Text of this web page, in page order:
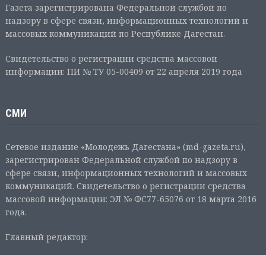
Газета зарегистрирована Федеральной службой по
надзору в сфере связи, информационных технологий и
массовых коммуникаций по Республике Дагестан.
Свидетельство о регистрации средства массовой
информации: ПИ № ТУ 05-00409 от 22 апреля 2019 года
СМИ
Сетевое издание «Молодежь Дагестана» (md-gazeta.ru),
зарегистрирован Федеральной службой по надзору в
сфере связи, информационных технологий и массовых
коммуникаций. Свидетельство о регистрации средства
массовой информации: ЭЛ № ФС77-65076 от 18 марта 2016
года.
Главный редактор: